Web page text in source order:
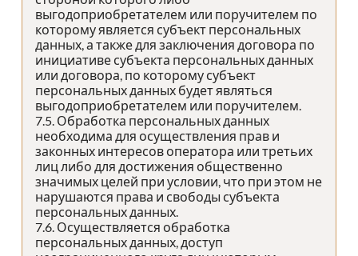
выгодоприобретателем или поручителем по
которому является субъект персональных
данных, а также для заключения договора по
инициативе субъекта персональных данных
или договора, по которому субъект
персональных данных будет являться
выгодоприобретателем или поручителем.
7.5. Обработка персональных данных
необходима для осуществления прав и
законных интересов оператора или третьих
лиц либо для достижения общественно
значимых целей при условии, что при этом не
нарушаются права и свободы субъекта
персональных данных.
7.6. Осуществляется обработка
персональных данных, доступ